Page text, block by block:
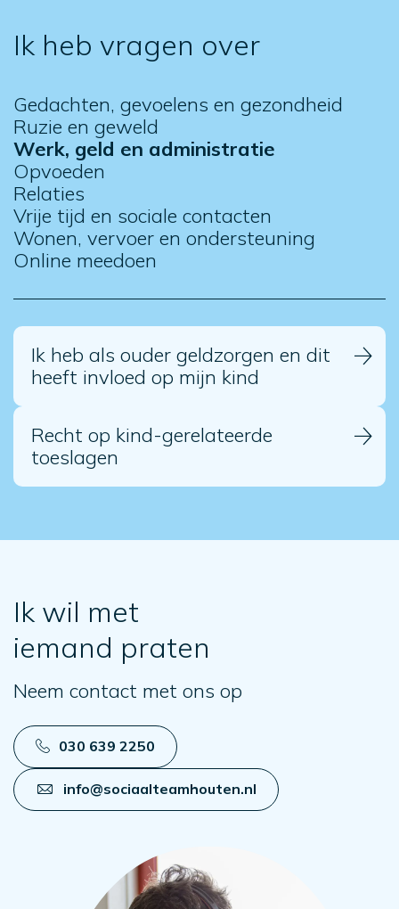
Ik heb vragen over
Gedachten, gevoelens en gezondheid
Ruzie en geweld
Werk, geld en administratie
Opvoeden
Relaties
Vrije tijd en sociale contacten
Wonen, vervoer en ondersteuning
Online meedoen
Ik heb als ouder geldzorgen en dit
heeft invloed op mijn kind
Recht op kind-gerelateerde
toeslagen
Ik wil met
iemand praten
Neem contact met ons op
030 639 2250
info@sociaalteamhouten.nl